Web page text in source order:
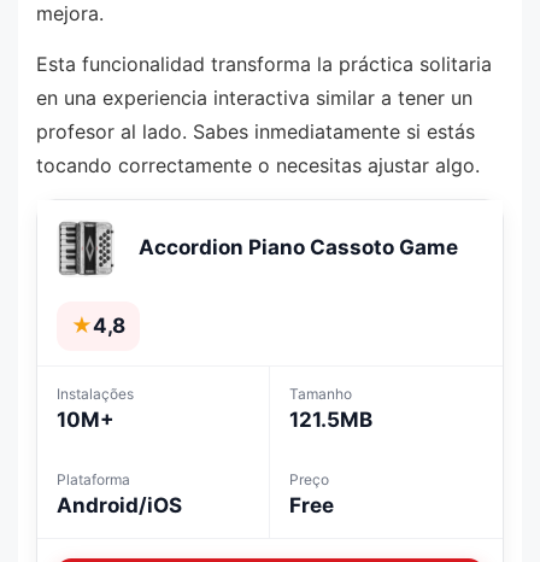
mejora.
Esta funcionalidad transforma la práctica solitaria
en una experiencia interactiva similar a tener un
profesor al lado. Sabes inmediatamente si estás
tocando correctamente o necesitas ajustar algo.
Accordion Piano Cassoto Game
★4,8
Instalações
10M+
Tamanho
121.5MB
Plataforma
Android/iOS
Preço
Free